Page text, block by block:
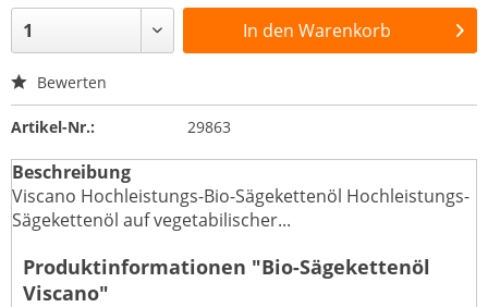
In den Warenkorb
Bewerten
Artikel-Nr.: 29863
Beschreibung
Viscano Hochleistungs-Bio-Sägekettenöl Hochleistungs-
Sägekettenöl auf vegetabilischer...
Produktinformationen "Bio-Sägekettenöl
Viscano"